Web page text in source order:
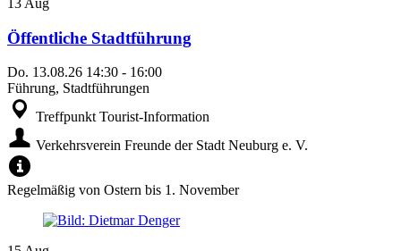
Öffentliche Stadtführung
Do. 13.08.26 14:30 - 16:00
Führung, Stadtführungen
Treffpunkt Tourist-Information
Verkehrsverein Freunde der Stadt Neuburg e. V.
Regelmäßig von Ostern bis 1. November